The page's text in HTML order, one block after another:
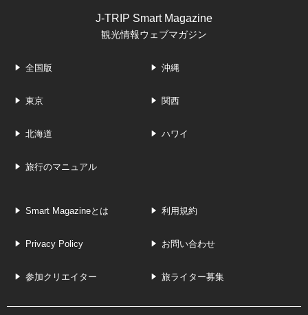
J-TRIP Smart Magazine
観光情報ウェブマガジン
全国版 沖縄
東京 関西
北海道 ハワイ
旅行のマニュアル
Smart Magazineとは 利用規約
Privacy Policy お問い合わせ
参加クリエイター 旅ライター募集